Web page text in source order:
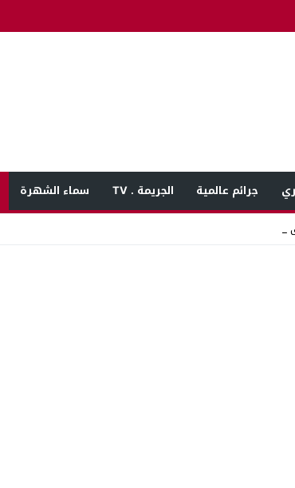
جرائم عالمية الجريمة . TV سماء الشهرة
ميكر_